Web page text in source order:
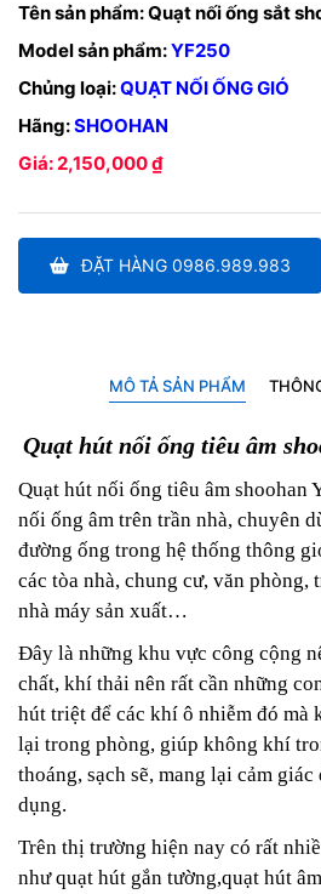
Tên sản phẩm:Quạt nối ống sắt
Model sản phẩm:YF250
Chủng loại:QUẠT NỐI ỐNG GIÓ
Hãng:SHOOHAN
Giá: 2,150,000 ₫
ĐẶT HÀNG 0986.989.983
MÔ TẢ SẢN PHẨM
Quạt hút nối ống tiêu âm
Quạt hút nối ống tiêu âm shoohan
nối ống âm trên trần nhà, chuyên
đường ống trong hệ thống thông
các tòa nhà, chung cư, văn phòng,
nhà máy sản xuất…
Đây là những khu vực công cộng
chất, khí thải nên rất cần những
hút triệt để các khí ô nhiễm đó mà
lại trong phòng, giúp không khí
thoáng, sạch sẽ, mang lại cảm
dụng.
Trên thị trường hiện nay có rất
như quạt hút gắn tường,quạt hút